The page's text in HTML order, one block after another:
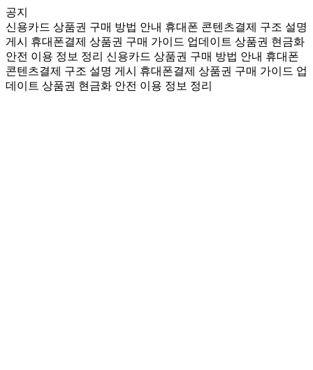
공지
신용카드 상품권 구매 방법 안내 휴대폰 콘텐츠결제 구조 설명
게시
휴대폰결제 상품권 구매 가이드 업데이트 상품권 현금화
안전 이용 정보 정리 신용카드 상품권 구매 방법 안내 휴대폰
콘텐츠결제 구조 설명 게시
휴대폰결제 상품권 구매 가이드 업
데이트 상품권 현금화 안전 이용 정보 정리